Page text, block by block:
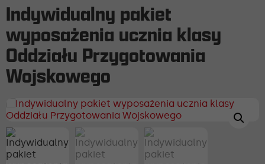
Indywidualny pakiet
wyposażenia ucznia klasy
Oddziału Przygotowania
Wojskowego